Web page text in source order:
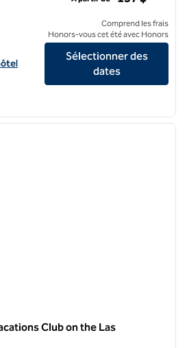
Conrad Las Vegas at Resorts World
Comprend les frais
Honors-vous cet été avec Honors
Sélectionner des
dates
Club on the Las